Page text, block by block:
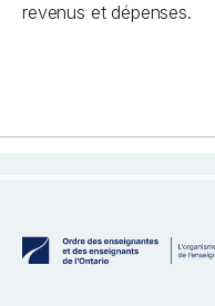
revenus et dépenses.